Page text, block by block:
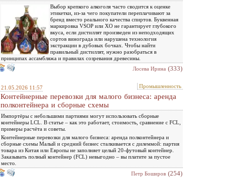
Выбор крепкого алкоголя часто сводится к оценке
этикетки, из-за чего покупатели переплачивают за
бренд вместо реального качества спиртов. Буквенная
маркировка VSOP или XO не гарантирует глубокого
вкуса, если дистиллят произведен из неподходящих
сортов винограда или нарушена технология
экстракции в дубовых бочках. Чтобы найти
правильный дистиллят, нужно разобраться в
принципах ассамбляжа и правилах созревания древесины.
Лосева Ирина (333)
21.05.2026 11:57 Промышленность
Контейнерные перевозки для малого бизнеса: аренда
полконтейнера и сборные схемы
Импортёры с небольшими партиями могут использовать сборные
контейнеры LCL. В статье – как это работает, стоимость, сравнение с FCL,
примеры расчёта и советы.
Контейнерные перевозки для малого бизнеса: аренда полконтейнера и
сборные схемы Малый и средний бизнес сталкивается с дилеммой: партия
товара из Китая или Европы не заполняет целый 20-футовый контейнер.
Заказывать полный контейнер (FCL) невыгодно – вы платите за пустое
место.
Петр Боширов (254)